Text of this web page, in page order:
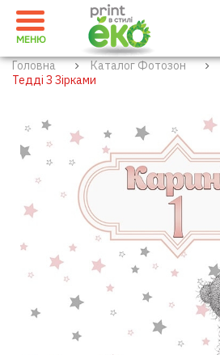
МЕНЮ
Головна Каталог Фотозон
Тедді З Зірками